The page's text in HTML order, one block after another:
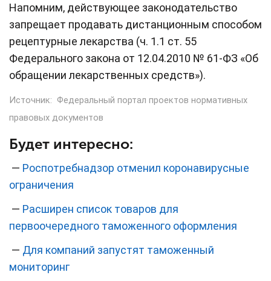
Напомним, действующее законодательство
запрещает продавать дистанционным способом
рецептурные лекарства (ч. 1.1 ст. 55
Федерального закона от 12.04.2010 № 61-ФЗ «Об
обращении лекарственных средств»).
Источник: Федеральный портал проектов нормативных
правовых документов
Будет интересно:
— Роспотребнадзор отменил коронавирусные
ограничения
— Расширен список товаров для
первоочередного таможенного оформления
— Для компаний запустят таможенный
мониторинг